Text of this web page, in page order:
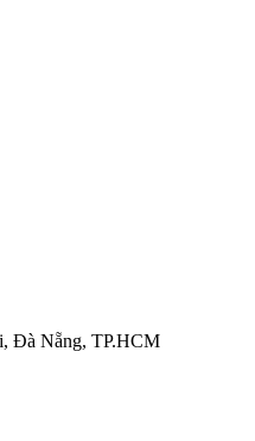
Đà Nẵng, TP.HCM